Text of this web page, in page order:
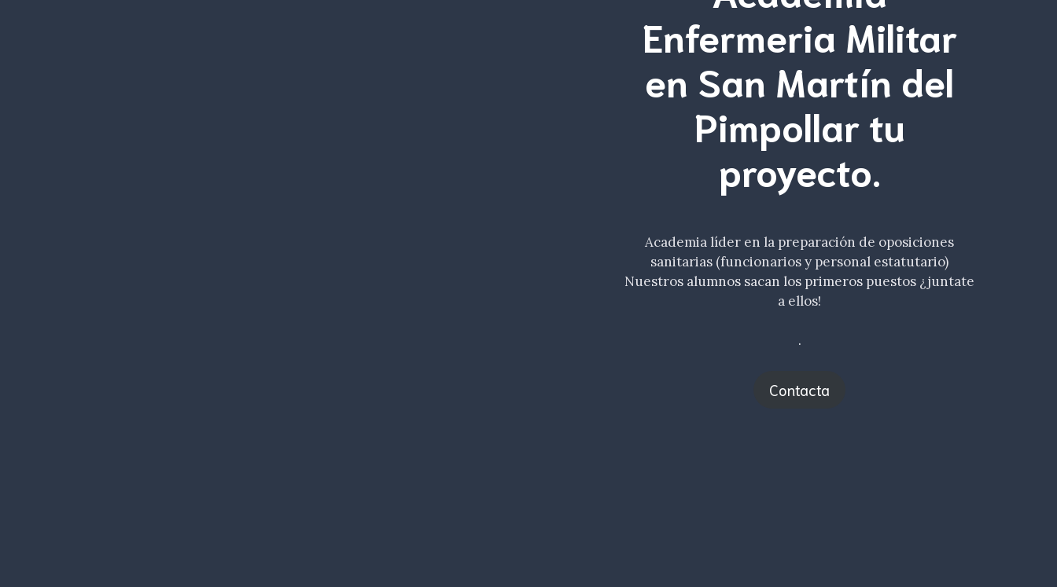
Enfermeria Militar
en San Martín del
Pimpollar tu
proyecto.
Academia líder en la preparación de oposiciones
sanitarias (funcionarios y personal estatutario)
Nuestros alumnos sacan los primeros puestos ¿juntate
a ellos!
.
Contacta